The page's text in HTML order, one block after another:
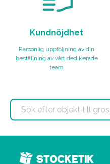
Kundnöjdhet
Personlig uppföljning av din
beställning av vårt dedikerade
team